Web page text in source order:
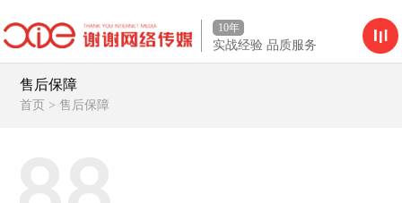
10年
实战经验 品质服务
售后保障
首页 >售后保障